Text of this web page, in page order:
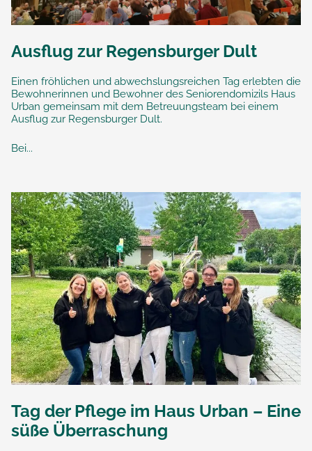
Ausflug zur Regensburger Dult
Einen fröhlichen und abwechslungsreichen Tag erlebten die
Bewohnerinnen und Bewohner des Seniorendomizils Haus
Urban gemeinsam mit dem Betreuungsteam bei einem
Ausflug zur Regensburger Dult.
Bei...
Tag der Pflege im Haus Urban – Eine
süße Überraschung